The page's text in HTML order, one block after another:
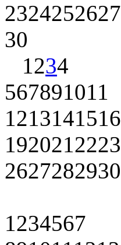
2324252627
30
1234
567891011
1213141516
1920212223
2627282930
1234567